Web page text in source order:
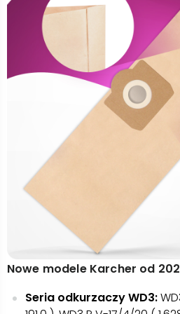
Nowe modele Karcher od
Seria odkurzaczy WD3: